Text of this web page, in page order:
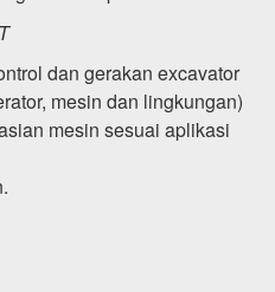
dan gerakan excavator
mesin dan lingkungan)
mesin sesuai aplikasi